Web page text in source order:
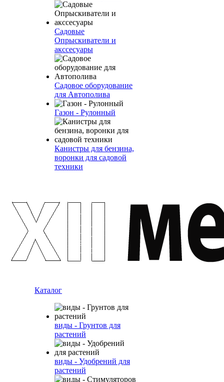
Садовые
Опрыскиватели и
акссесуары
Садовое оборудование
для Автополива
Газон - Рулонный
Канистры для бензина,
воронки для садовой
техники
Каталог
виды - Грунтов для
растений
виды - Удобрений для
растений